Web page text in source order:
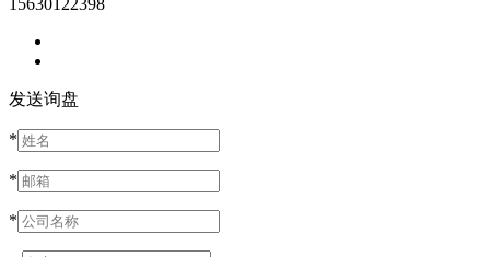
15630122398
发送询盘
*
*
*